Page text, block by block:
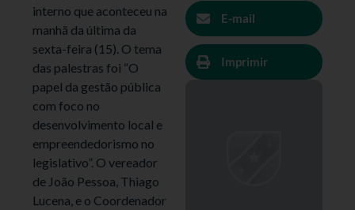
interno que aconteceu na
manhã da última da
sexta-feira (15). O tema
das palestras foi “O
papel da gestão pública
com foco no
desenvolvimento local e
empreendedorismo no
legislativo”. O vereador
de João Pessoa, Thiago
Lucena, e o Coordenador
E-mail
Imprimir